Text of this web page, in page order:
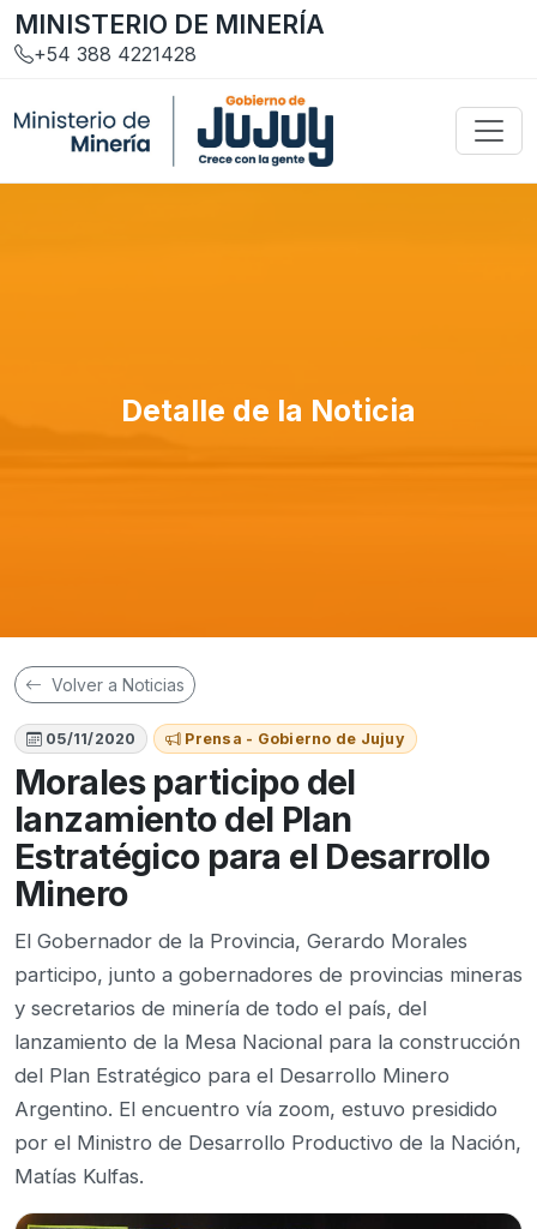
MINISTERIO DE MINERÍA
+54 388 4221428
Detalle de la Noticia
Volver a Noticias
05/11/2020 Prensa - Gobierno de Jujuy
Morales participo del
lanzamiento del Plan
Estratégico para el Desarrollo
Minero
El Gobernador de la Provincia, Gerardo Morales
participo, junto a gobernadores de provincias mineras
y secretarios de minería de todo el país, del
lanzamiento de la Mesa Nacional para la construcción
del Plan Estratégico para el Desarrollo Minero
Argentino. El encuentro vía zoom, estuvo presidido
por el Ministro de Desarrollo Productivo de la Nación,
Matías Kulfas.